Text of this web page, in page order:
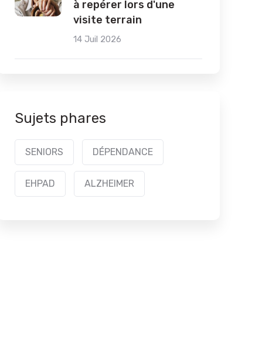
à repérer lors d'une
visite terrain
14 Juil 2026
Sujets phares
SENIORS DÉPENDANCE
EHPAD ALZHEIMER